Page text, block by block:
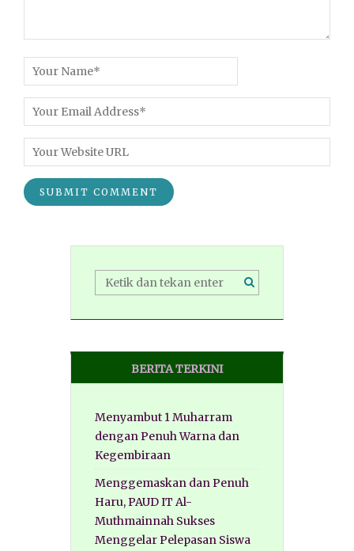
BERITA TERKINI
Menyambut 1 Muharram
dengan Penuh Warna dan
Kegembiraan
Menggemaskan dan Penuh
Haru, PAUD IT Al-
Muthmainnah Sukses
Menggelar Pelepasan Siswa